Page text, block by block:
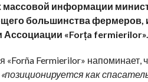
массовой информации
большинства фермеров,
Ассоциации «Forța fermierilor».
«Forña ​​Fermierilor» напоминает,
«позиционируется как